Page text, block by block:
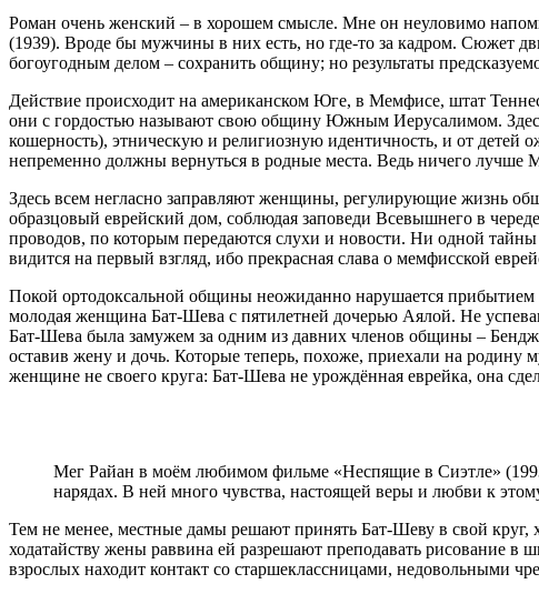
Роман очень женский – в хорошем смысле. Мне он неуловимо
(1939). Вроде бы мужчины в них есть, но где-то за кадром. Сюжет
богоугодным делом – сохранить общину; но результаты
Действие происходит на американском Юге, в Мемфисе, штат
они с гордостью называют свою общину Южным Иерусалимом.
кошерность), этническую и религиозную идентичность, и от детей
непременно должны вернуться в родные места. Ведь ничего лучше
Здесь всем негласно заправляют женщины, регулирующие жизнь
образцовый еврейский дом, соблюдая заповеди Всевышнего в
проводов, по которым передаются слухи и новости. Ни одной
видится на первый взгляд, ибо прекрасная слава о мемфисской
Покой ортодоксальной общины неожиданно нарушается
молодая женщина Бат-Шева с пятилетней дочерью Аялой. Не
Бат-Шева была замужем за одним из давних членов общины –
оставив жену и дочь. Которые теперь, похоже, приехали на
женщине не своего круга: Бат-Шева не урождённая еврейка, она
Мег Райан в моём любимом фильме «Неспящие в Сиэтле»
нарядах. В ней много чувства, настоящей веры и любви к
Тем не менее, местные дамы решают принять Бат-Шеву в свой круг,
ходатайству жены раввина ей разрешают преподавать рисование
взрослых находит контакт со старшеклассницами, недовольными